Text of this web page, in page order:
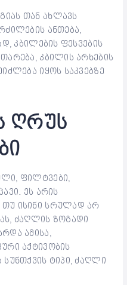
თან ახლავს
ანთება,
კბილების ფესვების
კბილის არხების
იყოს საკვებზე
ღრუს
ფილტვები,
ეს არის
ისინი სრულად არ
ძაღლის ზოგადი
ამისა,
აქტივობის
ტიპი, ძაღლი